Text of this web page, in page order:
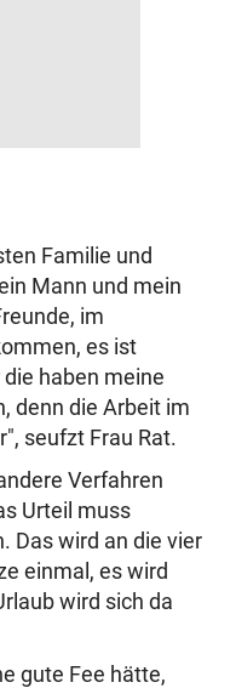
Familie und
Mann und mein
im
es ist
haben meine
denn die Arbeit im
seufzt Frau Rat.
Verfahren
Urteil muss
Das wird an die vier
einmal, es wird
wird sich da
gute Fee hätte,